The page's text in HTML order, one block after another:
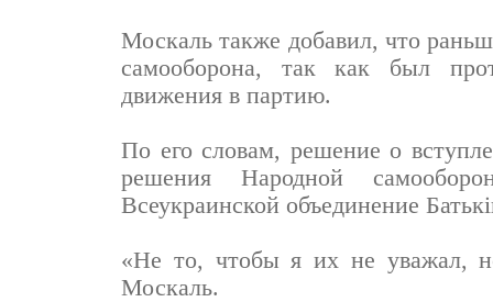
Москаль также добавил, что
самооборона, так как был
движения в партию.
По его словам, решение о
решения Народной
Всеукраинской объединение
«Не то, чтобы я их не уважал,
Москаль.